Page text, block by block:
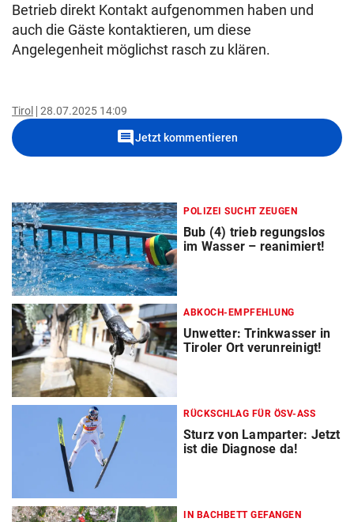
Betrieb direkt Kontakt aufgenommen haben und
auch die Gäste kontaktieren, um diese
Angelegenheit möglichst rasch zu klären.
Tirol 28.07.2025 14:09
commentJetzt kommentieren
POLIZEI SUCHT ZEUGEN
Bub (4) trieb regungslos
im Wasser – reanimiert!
ABKOCH-EMPFEHLUNG
Unwetter: Trinkwasser in
Tiroler Ort verunreinigt!
RÜCKSCHLAG FÜR ÖSV-ASS
Sturz von Lamparter: Jetzt
ist die Diagnose da!
IN BACHBETT GEFANGEN